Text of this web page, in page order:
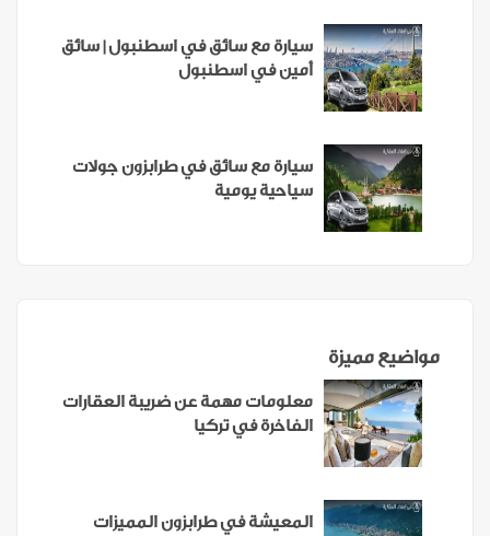
سيارة مع سائق في اسطنبول | سائق
أمين في اسطنبول
سيارة مع سائق في طرابزون جولات
سياحية يومية
مواضيع مميزة
معلومات مهمة عن ضريبة العقارات
الفاخرة في تركيا
المعيشة في طرابزون المميزات